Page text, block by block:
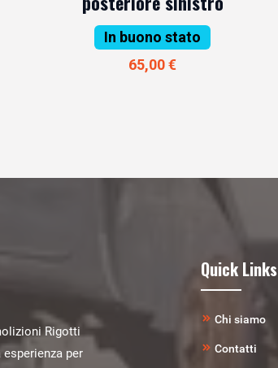
In buono stato
65,00 €
Rigotti
per
Quick Links
Chi siamo
Contatti